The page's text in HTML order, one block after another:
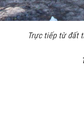
Trực tiếp từ đất